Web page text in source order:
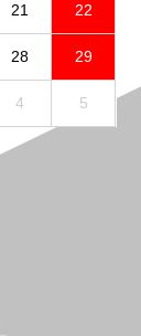
21 22
28 29
4 5